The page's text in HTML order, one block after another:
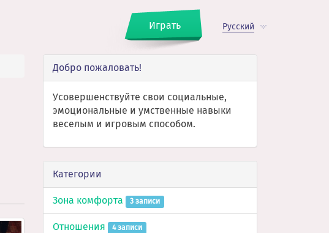
Русский
Играть
Добро пожаловать!
Усовершенствуйте свои социальные,
эмоциональные и умственные навыки
веселым и игровым способом.
Категории
Зона комфорта 3 записи
Отношения 4 записи